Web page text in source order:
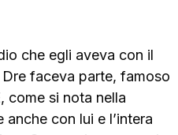
che egli aveva con il
faceva parte, famoso
come si nota nella
con lui e l’intera